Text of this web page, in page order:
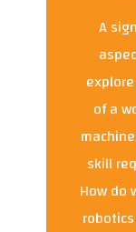
A
of a
skill
How do